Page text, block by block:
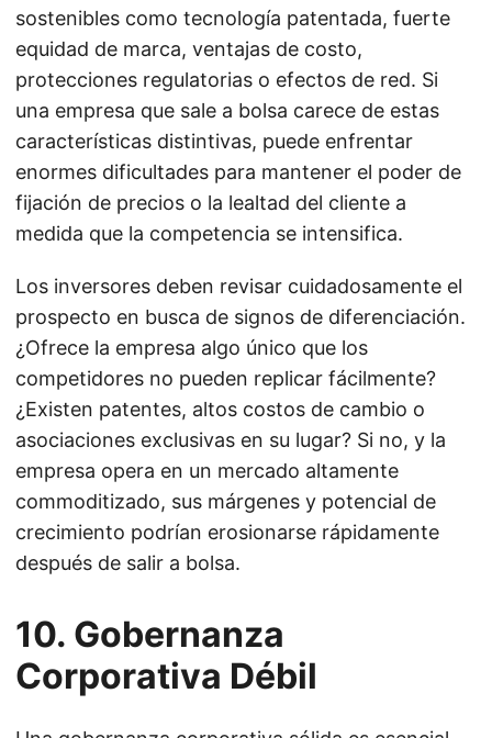
sostenibles como tecnología patentada, fuerte
equidad de marca, ventajas de costo,
protecciones regulatorias o efectos de red. Si
una empresa que sale a bolsa carece de estas
características distintivas, puede enfrentar
enormes dificultades para mantener el poder de
fijación de precios o la lealtad del cliente a
medida que la competencia se intensifica.
Los inversores deben revisar cuidadosamente el
prospecto en busca de signos de diferenciación.
¿Ofrece la empresa algo único que los
competidores no pueden replicar fácilmente?
¿Existen patentes, altos costos de cambio o
asociaciones exclusivas en su lugar? Si no, y la
empresa opera en un mercado altamente
commoditizado, sus márgenes y potencial de
crecimiento podrían erosionarse rápidamente
después de salir a bolsa.
10. Gobernanza
Corporativa Débil